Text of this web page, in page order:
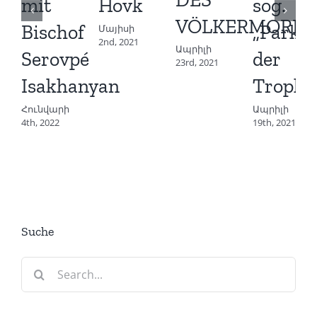
mit
Bischof
Serovpé
Isakhanyan
Հունվարի
4th, 2022
Hovk
Մայիսի
2nd, 2021
Ապրիլի
23rd, 2021
sog.
„Park
der
Ապրիլի
19th, 2021
Suche
Search